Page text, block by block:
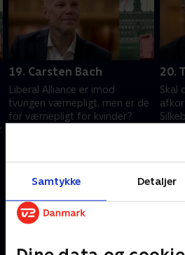
Samtykke Detaljer
19. Carsten Bach
Liberal Alliance er imod
tvungen værnepligt, men er de
for værnepligt for kvinder?
20.
Skal
19.
Andre så også